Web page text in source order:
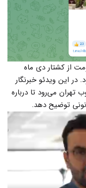
از کشتار دی ماه
در این ویدئو خبرنگار
تهران می‌رود تا درباره
توضیح دهد.